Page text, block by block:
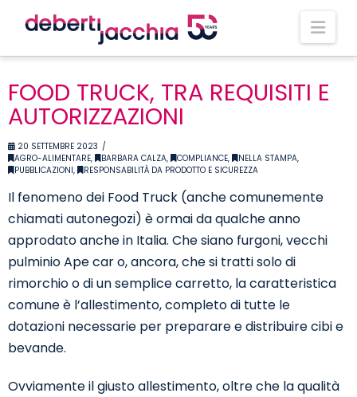
FOOD TRUCK, TRA REQUISITI E
AUTORIZZAZIONI
20 SETTEMBRE 2023
AGRO-ALIMENTARE, BARBARA CALZA, COMPLIANCE, NELLA STAMPA,
PUBBLICAZIONI, RESPONSABILITÀ DA PRODOTTO E SICUREZZA
Il fenomeno dei Food Truck (anche comunemente
chiamati autonegozi) è ormai da qualche anno
approdato anche in Italia. Che siano furgoni, vecchi
pulminio Ape car o, ancora, che si tratti solo di
rimorchio o di un semplice carretto, la caratteristica
comune è l’allestimento, completo di tutte le
dotazioni necessarie per preparare e distribuire cibi e
bevande.
Ovviamente il giusto allestimento, oltre che la qualità